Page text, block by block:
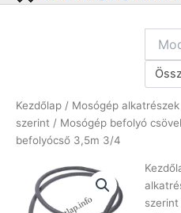
Kezdőlap / Mosógép alkatrészek
szerint / Mosógép befolyó
befolyócső 3,5m 3/4
szerint